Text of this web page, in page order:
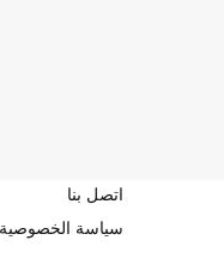
اتصل بنا
سياسة الخصوصية